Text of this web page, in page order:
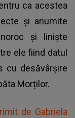
ca acestea
și anumite
și liniște
ele fiind datul
cu desăvârșire
Morților.
de Gabriela